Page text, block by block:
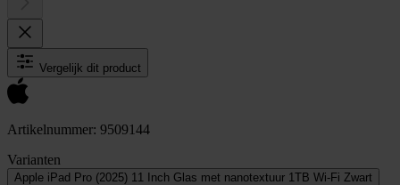
Vergelijk dit product
Artikelnummer: 9509144
Varianten
Apple iPad Pro (2025) 11 Inch Glas met nanotextuur 1TB Wi-Fi Zwart